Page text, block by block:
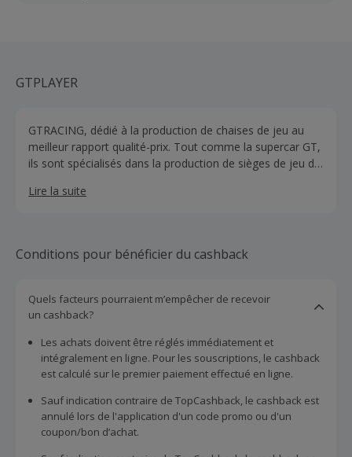
GTPLAYER
GTRACING, dédié à la production de chaises de jeu au
meilleur rapport qualité-prix. Tout comme la supercar GT,
ils sont spécialisés dans la production de sièges de jeu de
pour des millions de joueurs.
Lire la suite
Conditions pour bénéficier du cashback
Quels facteurs pourraient m’empêcher de recevoir
un cashback?
Les achats doivent être réglés immédiatement et
intégralement en ligne. Pour les souscriptions, le cashback
est calculé sur le premier paiement effectué en ligne.
Sauf indication contraire de TopCashback, le cashback est
annulé lors de l'application d'un code promo ou d'un
coupon/bon d’achat.